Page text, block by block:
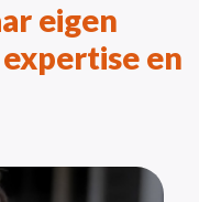
eigen
en